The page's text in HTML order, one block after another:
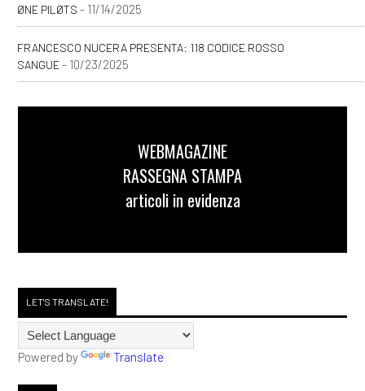
ØNE PILØTS - 11/14/2025
FRANCESCO NUCERA PRESENTA: 118 CODICE ROSSO
SANGUE- 10/23/2025
WEBMAGAZINE
RASSEGNA STAMPA
articoli in evidenza
LET'S TRANSLATE!
Powered by Translate